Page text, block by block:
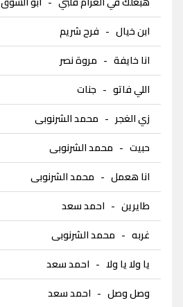
ابن خيال - فرح شريم
انا خايفة - مروة نصر
اللي فاتو - جنات
زي الغجر - محمد الشرنوبى
حبيت - محمد الشرنوبى
انا هعمل - محمد الشرنوبى
طايرين - احمد سعد
غربه - محمد الشرنوبى
يا ولا يا ولا - احمد سعد
وصل وصل - احمد سعد